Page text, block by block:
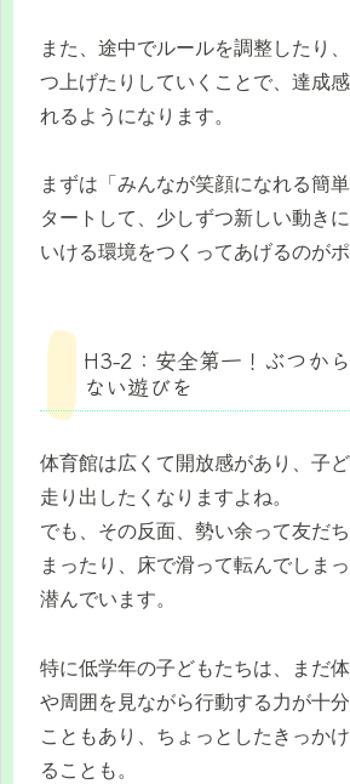
また、途中でルールを調整したり
つ上げたりしていくことで、達成
れるようになります。
まずは「みんなが笑顔になれる簡
タートして、少しずつ新しい動き
いける環境をつくってあげるのがポ
H3-2：安全第一！ぶつか
ない遊びを
体育館は広くて開放感があり、子
走り出したくなりますよね。
でも、その反面、勢い余って友だ
まったり、床で滑って転んでしま
潜んでいます。
特に低学年の子どもたちは、まだ
や周囲を見ながら行動する力が十
こともあり、ちょっとしたきっか
ることも。